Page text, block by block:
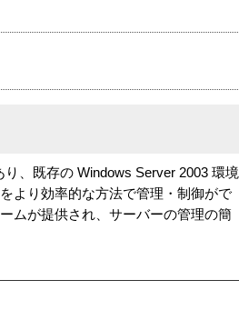
、既存の Windows Server 2003 環境
より効率的な方法で管理・制御がで
ムが提供され、サーバーの管理の簡